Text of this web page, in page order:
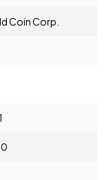
Coin Corp.